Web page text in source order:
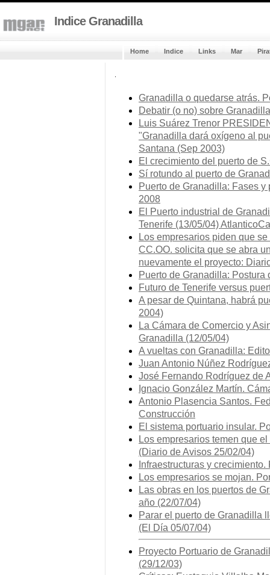
Indice Granadilla
Home Indice Links Mar
Granadilla o quedarse atrás.
Debatir (o no) sobre
Luis Suárez Trenor
"Granadilla dará oxígeno al
Santana (Sep 2003)
El crecimiento del puerto de
Sí rotundo al puerto de
Puerto de Granadilla: Fases
2008
El Puerto industrial de
Tenerife (13/05/04)
Los empresarios piden que
CC.OO. solicita que se abra
nuevamente el proyecto:
Puerto de Granadilla: Postura
Futuro de Tenerife versus
A pesar de Quintana, habrá
2004)
La Cámara de Comercio y
Granadilla (12/05/04)
A vueltas con Granadilla:
Juan Antonio Núñez
José Fernando Rodríguez de
Ignacio González Martín.
Antonio Plasencia Santos.
Construcción
El sistema portuario insular.
Los empresarios temen que
(Diario de Avisos 25/02/04)
Infraestructuras y
Los empresarios se mojan.
Las obras en los puertos de
año (22/07/04)
Parar el puerto de Granadilla
(El Día 05/07/04)
Proyecto Portuario de
(29/12/03)